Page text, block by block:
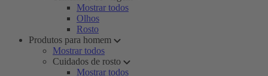
Mostrar todos
Olhos
Rosto
Produtos para homem
Mostrar todos
Cuidados de rosto
Mostrar todos